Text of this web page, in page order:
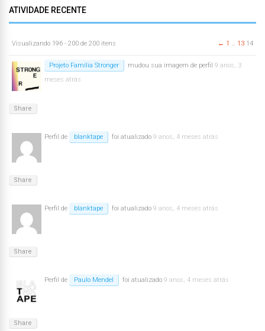
ATIVIDADE RECENTE
Visualizando 196 - 200 de 200 itens ← 1 … 13 14
Projeto Família Stronger mudou sua imagem de perfil 9 anos, 3
meses atrás
Share
Perfil de blanktape foi atualizado 9 anos, 4 meses atrás
Share
Perfil de blanktape foi atualizado 9 anos, 4 meses atrás
Share
Perfil de Paulo Mendel foi atualizado 9 anos, 4 meses atrás
Share